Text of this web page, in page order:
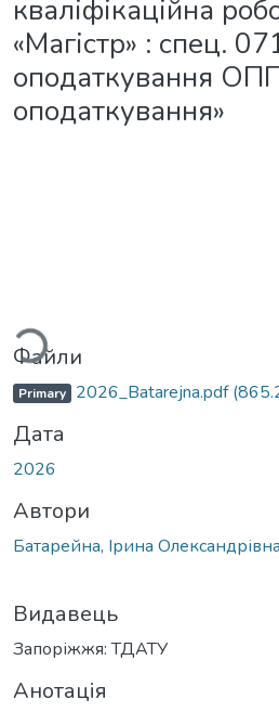
кваліфікаційна
«Магістр» : спец.
оподаткування
оподаткування»
Вантажиться...
Файли
Primary 2026_Batarejna.pdf
Дата
2026
Автори
Батарейна, Ірина Олександрівна
Видавець
Запоріжжя: ТДАТУ
Анотація